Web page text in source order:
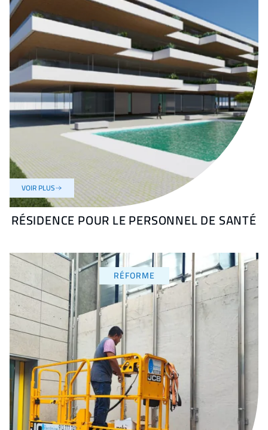
VOIR PLUS
RÉSIDENCE POUR LE PERSONNEL DE SANTÉ
RÉFORME